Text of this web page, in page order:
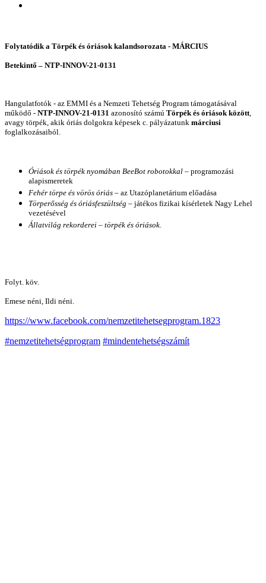
Folytatódik a Törpék és óriások kalandsorozata - MÁRCIUS
Betekintő – NTP-INNOV-21-0131
Hangulatfotók - az EMMI és a Nemzeti Tehetség Program támogatásával
működő - NTP-INNOV-21-0131 azonosító számú Törpék és óriások között
avagy törpék, akik óriás dolgokra képesek c. pályázatunk márciusi
foglalkozásaiból.
Óriások és törpék nyomában BeeBot robotokkal – programozási
alapismeretek
Fehér törpe és vörös óriás – az Utazóplanetárium előadása
Törperősség és óriásfeszültség – játékos fizikai kísérletek Nagy Lehel
vezetésével
Állatvilág rekorderei – törpék és óriások.
Folyt. köv.
Emese néni, Ildi néni.
https://www.facebook.com/nemzetitehetsegprogram.1823
#nemzetitehetségprogram #mindentehetségszámít